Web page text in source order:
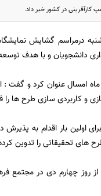
کارآفرینی در کشور خبر داد.
درمراسم گشایش
دانشجویان و با هدف
ماه امسال عنوان کرد و گفت
کاربردی سازی طرح ها را
اولین بار اقدام به
تحقیقاتی را تدوین
روز چهارم دی در مجتمع